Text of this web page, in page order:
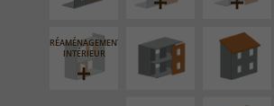
RÉAMÉNAGEMENT
INTÉRIEUR
AMÉNAGEMENT
EXTÉRIEUR